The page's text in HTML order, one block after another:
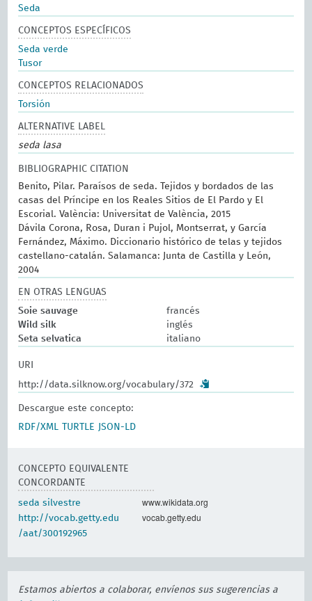
Seda
CONCEPTOS ESPECÍFICOS
Seda verde
Tusor
CONCEPTOS RELACIONADOS
Torsión
ALTERNATIVE LABEL
seda lasa
BIBLIOGRAPHIC CITATION
Benito, Pilar. Paraísos de seda. Tejidos y bordados de las
casas del Príncipe en los Reales Sitios de El Pardo y El
Escorial. València: Universitat de València, 2015
Dávila Corona, Rosa, Duran i Pujol, Montserrat, y García
Fernández, Máximo. Diccionario histórico de telas y tejidos
castellano-catalán. Salamanca: Junta de Castilla y León,
2004
EN OTRAS LENGUAS
Soie sauvage
francés
Wild silk
inglés
Seta selvatica
italiano
URI
http://data.silknow.org/vocabulary/372
Descargue este concepto:
RDF/XML
TURTLE JSON-LD
CONCEPTO EQUIVALENTE
CONCORDANTE
seda silvestre www.wikidata.org
http://vocab.getty.edu
/aat/300192965
vocab.getty.edu
Estamos abiertos a colaborar, envíenos sus sugerencias a